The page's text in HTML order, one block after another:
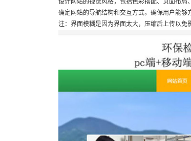
设计网站的视觉风格，包括色彩搭配、页面布局
确定网站的导航结构和交互方式，确保用户能够
注：界面模糊是因为界面太大，压缩后上传以免